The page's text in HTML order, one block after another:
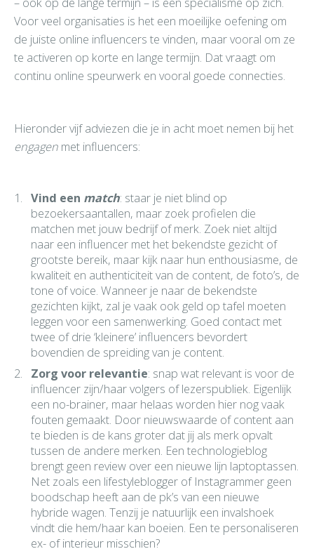
Voor veel organisaties is het een moeilijke oefening om
de juiste online influencers te vinden, maar vooral om ze
te activeren op korte en lange termijn. Dat vraagt om
continu online speurwerk en vooral goede connecties.
Hieronder vijf adviezen die je in acht moet nemen bij het
engagen met influencers:
Vind een match: staar je niet blind op
bezoekersaantallen, maar zoek profielen die
matchen met jouw bedrijf of merk. Zoek niet altijd
naar een influencer met het bekendste gezicht of
grootste bereik, maar kijk naar hun enthousiasme, de
kwaliteit en authenticiteit van de content, de foto’s, de
tone of voice. Wanneer je naar de bekendste
gezichten kijkt, zal je vaak ook geld op tafel moeten
leggen voor een samenwerking. Goed contact met
twee of drie ‘kleinere’ influencers bevordert
bovendien de spreiding van je content.
Zorg voor relevantie: snap wat relevant is voor de
influencer zijn/haar volgers of lezerspubliek. Eigenlijk
een no-brainer, maar helaas worden hier nog vaak
fouten gemaakt. Door nieuwswaarde of content aan
te bieden is de kans groter dat jij als merk opvalt
tussen de andere merken. Een technologieblog
brengt geen review over een nieuwe lijn laptoptassen.
Net zoals een lifestyleblogger of Instagrammer geen
boodschap heeft aan de pk’s van een nieuwe
hybride wagen. Tenzij je natuurlijk een invalshoek
vindt die hem/haar kan boeien. Een te personaliseren
ex- of interieur misschien?